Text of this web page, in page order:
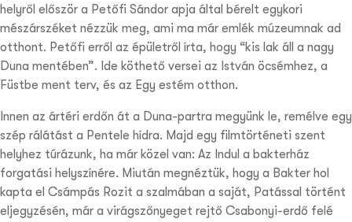
helyről először a Petőfi Sándor apja által bérelt egykori
mészárszéket nézzük meg, ami ma már emlék múzeumnak ad
otthont. Petőfi erről az épületről írta, hogy “kis lak áll a nagy
Duna mentében”. Ide köthető versei az István öcsémhez, a
Füstbe ment terv, és az Egy estém otthon.
Innen az ártéri erdőn át a Duna-partra megyünk le, remélve egy
szép rálátást a Pentele hídra. Majd egy filmtörténeti szent
helyhez túrázunk, ha már közel van: Az Indul a bakterház
forgatási helyszínére. Miután megnéztük, hogy a Bakter hol
kapta el Csámpás Rozit a szalmában a saját, Patással történt
eljegyzésén, már a virágszőnyeget rejtő Csabonyi-erdő felé